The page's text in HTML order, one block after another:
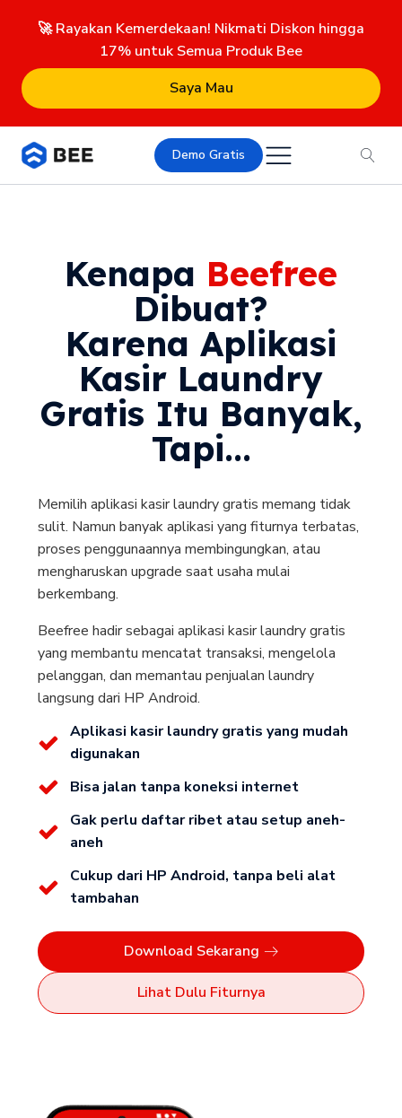
🚀 Rayakan Kemerdekaan! Nikmati Diskon hingga
17% untuk Semua Produk Bee
Saya Mau
Demo Gratis
Kenapa Beefree
Dibuat?
Karena Aplikasi
Kasir Laundry
Gratis Itu Banyak,
Tapi...
Memilih aplikasi kasir laundry gratis memang tidak
sulit. Namun banyak aplikasi yang fiturnya terbatas,
proses penggunaannya membingungkan, atau
mengharuskan upgrade saat usaha mulai
berkembang.
Beefree hadir sebagai aplikasi kasir laundry gratis
yang membantu mencatat transaksi, mengelola
pelanggan, dan memantau penjualan laundry
langsung dari HP Android.
Aplikasi kasir laundry gratis yang mudah
digunakan
Bisa jalan tanpa koneksi internet
Gak perlu daftar ribet atau setup aneh-
aneh
Cukup dari HP Android, tanpa beli alat
tambahan
Download Sekarang
Lihat Dulu Fiturnya